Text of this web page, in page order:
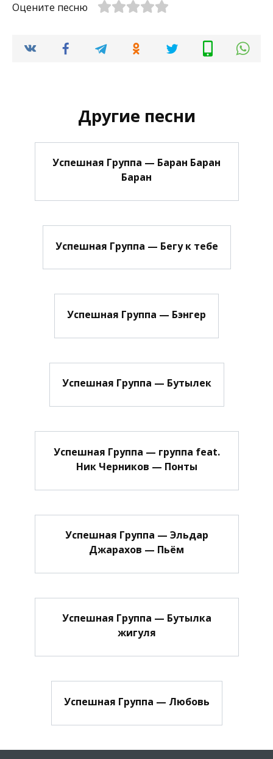
Оцените песню
Другие песни
Успешная Группа — Баран Баран
Баран
Успешная Группа — Бегу к тебе
Успешная Группа — Бэнгер
Успешная Группа — Бутылек
Успешная Группа — группа feat.
Ник Черников — Понты
Успешная Группа — Эльдар
Джарахов — Пьём
Успешная Группа — Бутылка
жигуля
Успешная Группа — Любовь